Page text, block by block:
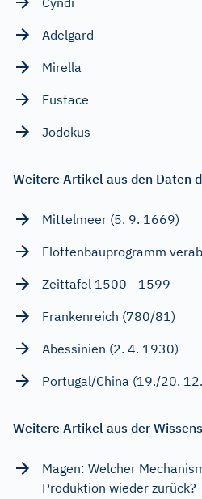
Adelgard
Mirella
Eustace
Jodokus
Weitere Artikel aus den Daten
Mittelmeer (5. 9. 1669)
Flottenbauprogramm
Zeittafel 1500 - 1599
Frankenreich (780/81)
Abessinien (2. 4. 1930)
Portugal/China (19./20.
Weitere Artikel aus der
Magen: Welcher
Produktion wieder zurück?